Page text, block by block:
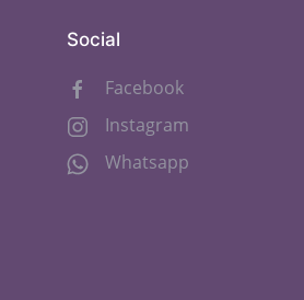
Social
Facebook
Instagram
Whatsapp